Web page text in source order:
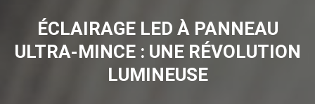
ÉCLAIRAGE LED À PANNEAU
ULTRA-MINCE : UNE RÉVOLUTION
LUMINEUSE